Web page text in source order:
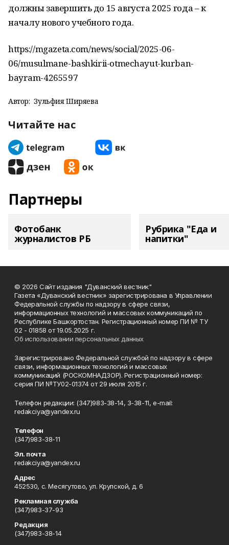
должны завершить до 15 августа 2025 года – к
началу нового учебного года.
https://mgazeta.com/news/social/2025-06-
06/musulmane-bashkirii-otmechayut-kurban-
bayram-4265597
Автор: Зульфия Ширяева
Читайте нас
Партнеры
Фотобанк
журналистов РБ
Рубрика "Еда и
напитки"
© 2026 Сайт издания "Дуванский вестник"
Газета «Дуванский вестник» зарегистрирована в Управлении
Федеральной службы по надзору в сфере связи,
информационных технологий и массовых коммуникаций по
Республике Башкортостан. Регистрационный номер ПИ № ТУ
02 - 01858 от 19.05.2025 г.
Об использовании персональных данных
Зарегистрировано Федеральной службой по надзору в сфере
связи, информационных технологий и массовых
коммуникаций (РОСКОМНАДЗОР). Регистрационный номер:
серия ПИ №ТУ02-01374 от 29 июля 2015 г.
Телефон редакции: (347)983-38-14, 3-38-11, e-mail:
redakciya@yandex.ru
Телефон
(347)983-38-11
Эл. почта
redakciya@yandex.ru
Адрес
452530, с. Месягутово, ул. Крупской, д. 6
Рекламная служба
(347)983-37-93
Редакция
(347)983-38-14